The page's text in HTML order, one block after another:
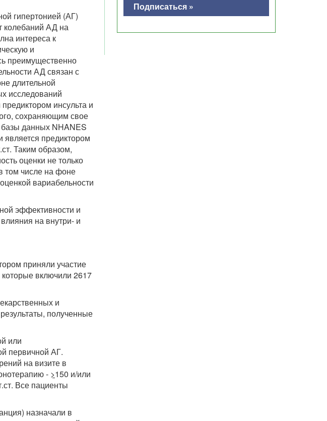
гипертонией (АГ)
колебаний АД на
интереса к
и
преимущественно
АД связан с
длительной
исследований
инсульта и
сохраняющим свое
данных NHANES
предиктором
Таким образом,
оценки не только
том числе на фоне
вариабельности
эффективности и
на внутри- и
приняли участие
включили 2617
и
полученные
или
первичной АГ.
на визите в
- >150 и/или
Все пациенты
назначали в
Подписаться »